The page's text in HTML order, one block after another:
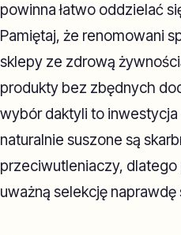
powinna łatwo oddzielać
Pamiętaj, że renomowani
sklepy ze zdrową
produkty bez zbędnych
wybór daktyli to
naturalnie suszone są
przeciwutleniaczy,
uważną selekcję naprawdę